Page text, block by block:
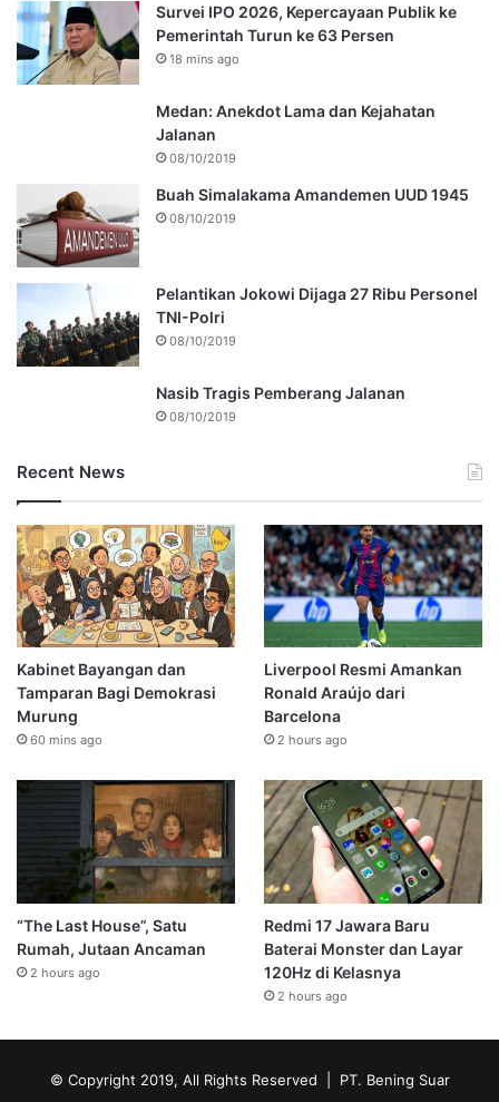
Survei IPO 2026, Kepercayaan Publik ke
Pemerintah Turun ke 63 Persen
18 mins ago
Medan: Anekdot Lama dan Kejahatan
Jalanan
08/10/2019
Buah Simalakama Amandemen UUD 1945
08/10/2019
Pelantikan Jokowi Dijaga 27 Ribu Personel
TNI-Polri
08/10/2019
Nasib Tragis Pemberang Jalanan
08/10/2019
Recent News
Kabinet Bayangan dan
Tamparan Bagi Demokrasi
Murung
60 mins ago
Liverpool Resmi Amankan
Ronald Araújo dari
Barcelona
2 hours ago
“The Last House”, Satu
Rumah, Jutaan Ancaman
2 hours ago
Redmi 17 Jawara Baru
Baterai Monster dan Layar
120Hz di Kelasnya
2 hours ago
© Copyright 2019, All Rights Reserved | PT. Bening Suar